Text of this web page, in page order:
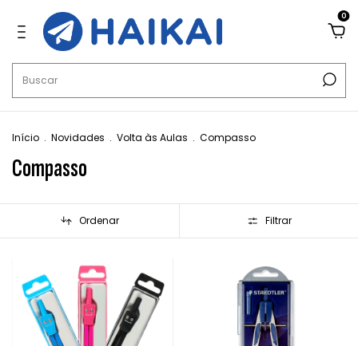
0
Início . Novidades . Volta às Aulas . Compasso
Compasso
Ordenar Filtrar